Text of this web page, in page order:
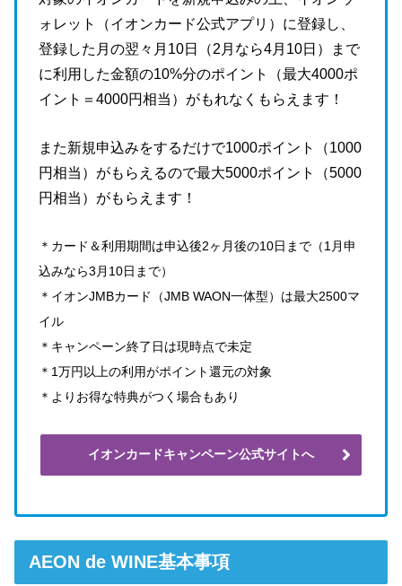
ォレット（イオンカード公式アプリ）に登録し、
登録した月の翌々月10日（2月なら4月10日）まで
に利用した金額の10%分のポイント（最大4000ポ
イント＝4000円相当）がもれなくもらえます！
また新規申込みをするだけで1000ポイント（1000
円相当）がもらえるので最大5000ポイント（5000
円相当）がもらえます！
＊カード＆利用期間は申込後2ヶ月後の10日まで（1月申
込みなら3月10日まで）
＊イオンJMBカード（JMB WAON一体型）は最大2500マ
イル
＊キャンペーン終了日は現時点で未定
＊1万円以上の利用がポイント還元の対象
＊よりお得な特典がつく場合もあり
イオンカードキャンペーン公式サイトへ
AEON de WINE基本事項